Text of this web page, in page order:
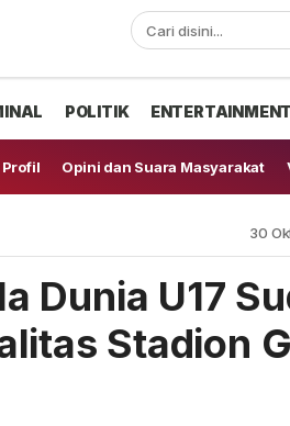
POLITIK ENTERTAINMENT
Profil Opini dan Suara Masyarakat
30
Dunia U17
Stadion